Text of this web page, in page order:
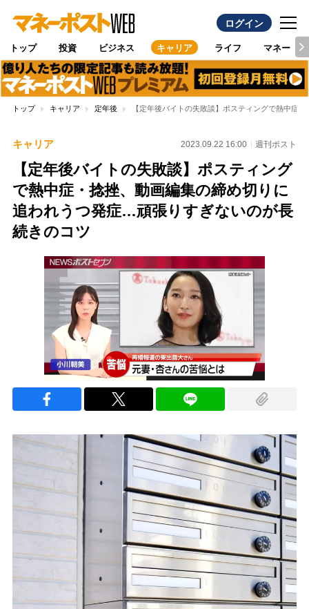
ログイン
トップ 投資 ビジネス キャリア ライフ マネー
トップ キャリア 定年後 【定年後バイトの失敗談】ポスティングで熱中症
キャリア 2023.09.22 16:00 週刊ポスト
【定年後バイトの失敗談】ポスティング
で熱中症・捻挫、動画編集の締め切りに
追われうつ発症…頑張りすぎないのが長
続きのコツ